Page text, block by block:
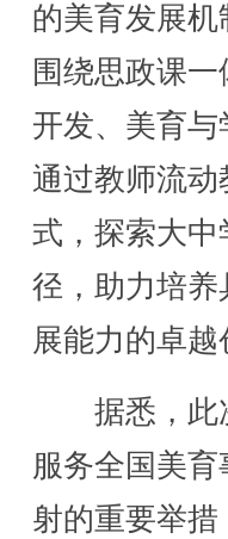
的美育发展
围绕思政课
开发、美育
通过教师流
式，探索大
径，助力培
展能力的卓越
据悉，此
服务全国美
射的重要举